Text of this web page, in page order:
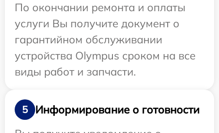
По окончании ремонта и оплаты
услуги Вы получите документ о
гарантийном обслуживании
устройства Olympus сроком на все
виды работ и запчасти.
5
Информирование о готовности